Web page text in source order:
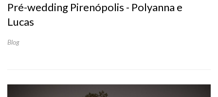
Pré-wedding Pirenópolis - Polyanna e
Lucas
Blog